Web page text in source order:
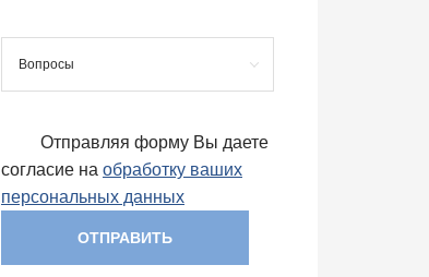
Вопросы
Отправляя форму Вы даете
согласие на обработку ваших
персональных данных
ОТПРАВИТЬ